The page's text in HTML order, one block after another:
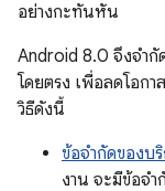
อย่างกะทันหัน
Android 8.0 จึงจำ
โดยตรง เพื่อลดโอก
วิธีดังนี้
ข้อจำกัดของบ
งาน จะมีข้อจำ